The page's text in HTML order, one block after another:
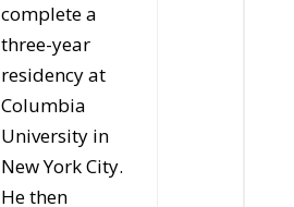
complete a
three-year
residency at
Columbia
University in
New York City.
He then